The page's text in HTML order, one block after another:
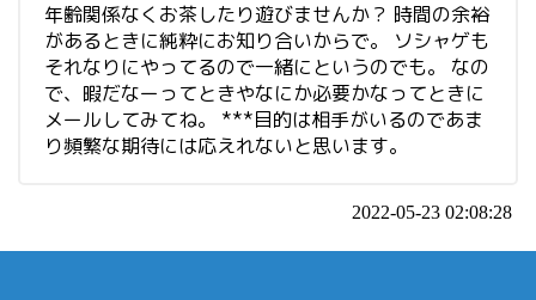
年齢関係なくお茶したり遊びませんか？ 時間の余裕
があるときに純粋にお知り合いからで。 ソシャゲも
それなりにやってるので一緒にというのでも。 なの
で、暇だなーってときやなにか必要かなってときに
メールしてみてね。 ***目的は相手がいるのであま
り頻繁な期待には応えれないと思います。
2022-05-23 02:08:28